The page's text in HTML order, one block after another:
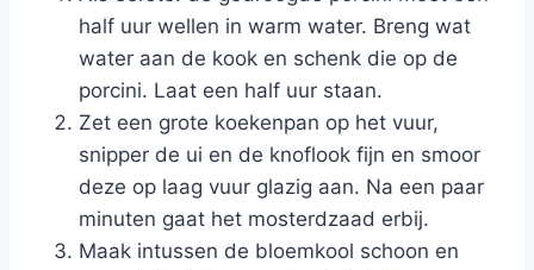
half uur wellen in warm water. Breng wat
water aan de kook en schenk die op de
porcini. Laat een half uur staan.
Zet een grote koekenpan op het vuur,
snipper de ui en de knoflook fijn en smoor
deze op laag vuur glazig aan. Na een paar
minuten gaat het mosterdzaad erbij.
Maak intussen de bloemkool schoon en